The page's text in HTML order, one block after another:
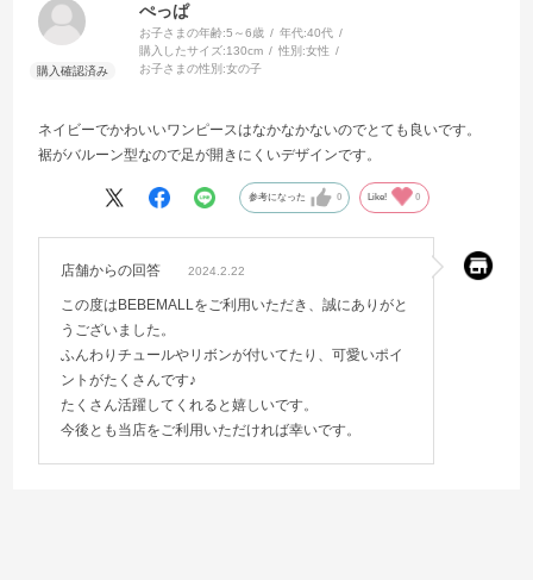
ぺっぱ
お子さまの年齢:5～6歳 年代:40代
購入したサイズ:130cm 性別:女性
お子さまの性別:女の子
ネイビーでかわいいワンピースはなかなかないのでとても良いです。
裾がバルーン型なので足が開きにくいデザインです。
参考になった 0 Like! 0
店舗からの回答 2024.2.22
この度はBEBEMALLをご利用いただき、誠にありがと
うございました。
ふんわりチュールやリボンが付いてたり、可愛いポイ
ントがたくさんです♪
たくさん活躍してくれると嬉しいです。
今後とも当店をご利用いただければ幸いです。